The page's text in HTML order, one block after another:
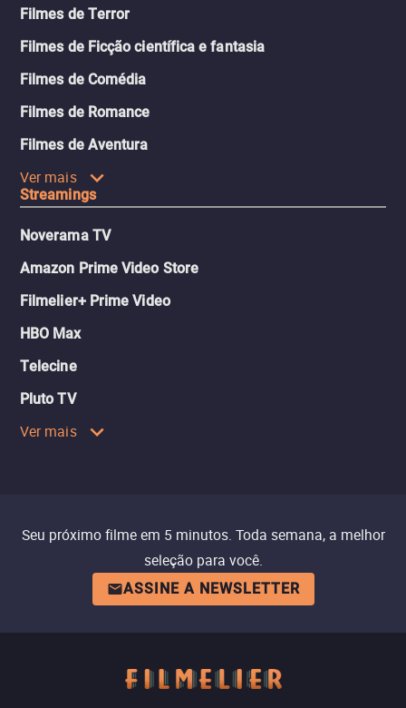
Filmes de Terror
Filmes de Ficção científica e fantasia
Filmes de Comédia
Filmes de Romance
Filmes de Aventura
Ver mais
Streamings
Noverama TV
Amazon Prime Video Store
Filmelier+ Prime Video
HBO Max
Telecine
Pluto TV
Ver mais
Seu próximo filme em 5 minutos. Toda semana, a melhor
seleção para você.
ASSINE A NEWSLETTER